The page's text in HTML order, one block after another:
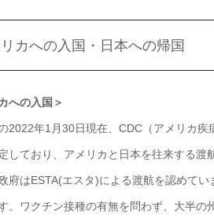
カへの入国・日本への帰国
への入国＞
2022年1月30日現在、CDC（アメリカ
しており、アメリカと日本を往来する渡
府はESTA(エスタ)による渡航を認めて
。ワクチン接種の有無を問わず、大半